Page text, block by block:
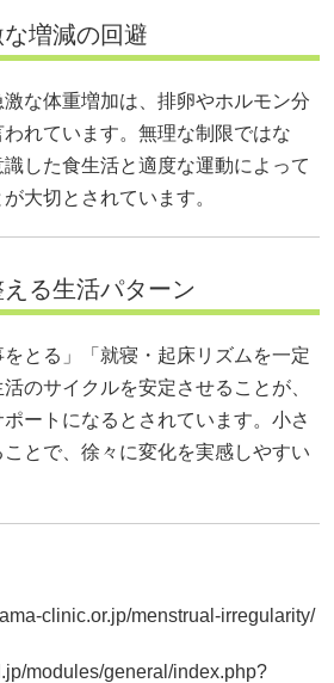
増減の回避
な体重増加は、排卵やホルモン分
れています。無理な制限ではな
した食生活と適度な運動によって
大切とされています。
る生活パターン
をとる」「就寝・起床リズムを一定
のサイクルを安定させることが、
ートになるとされています。小さ
とで、徐々に変化を実感しやすい
clinic.or.jp/menstrual-irregularity/
modules/general/index.php?